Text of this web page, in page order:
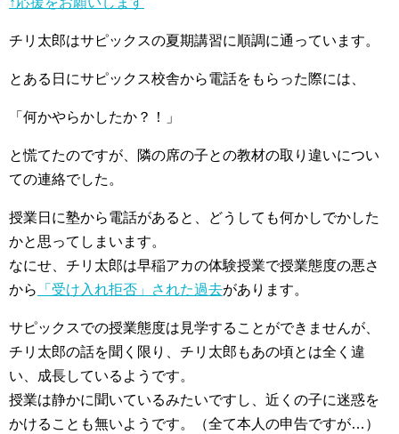
チリ太郎はサピックスの夏期講習に順調に通っています。
とある日にサピックス校舎から電話をもらった際には、
「何かやらかしたか？！」
と慌てたのですが、隣の席の子との教材の取り違いについ
ての連絡でした。
授業日に塾から電話があると、どうしても何かしでかした
かと思ってしまいます。
なにせ、チリ太郎は早稲アカの体験授業で授業態度の悪さ
から
「受け入れ拒否」された過去があります。
サピックスでの授業態度は見学することができませんが、
チリ太郎の話を聞く限り、チリ太郎もあの頃とは全く違
い、成長しているようです。
授業は静かに聞いているみたいですし、近くの子に迷惑を
かけることも無いようです。（全て本人の申告ですが…）